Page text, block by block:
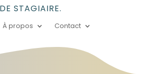
STAGIAIRE.
À propos Contact